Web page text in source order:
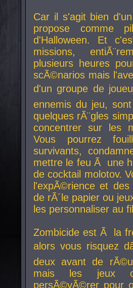
Car il s'agit bien
propose comme
d'Halloween. Et
missions,
plusieurs heures
scÃ©narios mais
d'un groupe de
ennemis du jeu,
quelques rÃ¨gles
concentrer sur les
Vous pourrez
survivants,
mettre le feu Ã une
de cocktail molotov.
l'expÃ©rience et
de rÃ´le papier ou
les personnaliser au
Zombicide est Ã la
alors vous risquez
deux avant de
mais les jeux
persÃ©vÃ©rer pour